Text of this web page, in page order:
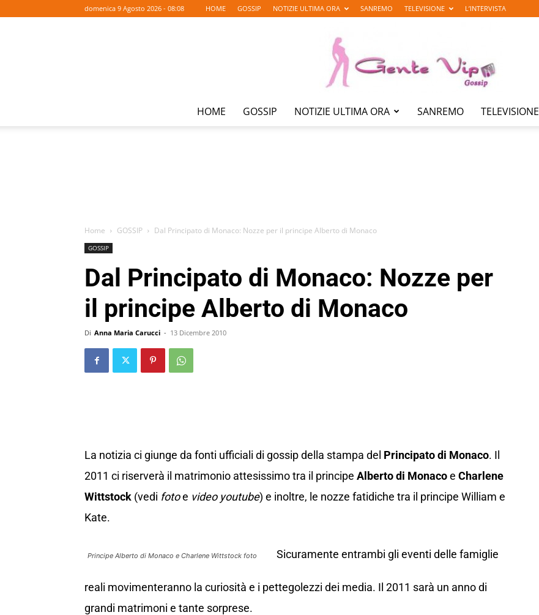
domenica 9 Agosto 2026 - 08:08 HOME GOSSIP NOTIZIE ULTIMA ORA SANREMO TELEVISIONE L’INTERVISTA
HOME GOSSIP NOTIZIE ULTIMA ORA SANREMO TELEVISIONE
Home GOSSIP Dal Principato di Monaco: Nozze per il principe Alberto di Monaco
GOSSIP
Dal Principato di Monaco: Nozze per
il principe Alberto di Monaco
Di Anna Maria Carucci - 13 Dicembre 2010
La notizia ci giunge da fonti ufficiali di gossip della stampa del Principato di Monaco. Il
2011 ci riserverà il matrimonio attesissimo tra il principe Alberto di Monacoe Charlene
Wittstock (vedi fotoe video youtube) e inoltre, le nozze fatidiche tra il principe William e
Kate.
Principe Alberto di Monaco e Charlene Wittstock foto Sicuramente entrambi gli eventi delle famiglie
reali movimenteranno la curiosità e i pettegolezzi dei media. Il 2011 sarà un anno di
grandi matrimoni e tante sorprese.